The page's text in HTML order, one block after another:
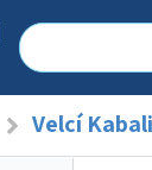
Velcí